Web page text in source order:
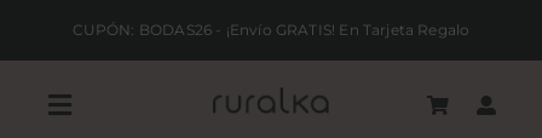
CUPÓN: BODAS26 - ¡Envío GRATIS! En Tarjeta Regalo
Toggle